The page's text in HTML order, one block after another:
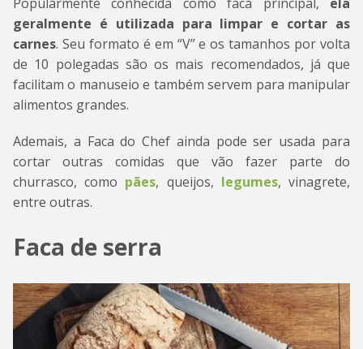
geralmente é utilizada para limpar e cortar as
carnes. Seu formato é em “V” e os tamanhos por volta
de 10 polegadas são os mais recomendados, já que
facilitam o manuseio e também servem para manipular
alimentos grandes.
Ademais, a Faca do Chef ainda pode ser usada para
cortar outras comidas que vão fazer parte do
churrasco, como pães, queijos, legumes, vinagrete,
entre outras.
Faca de serra